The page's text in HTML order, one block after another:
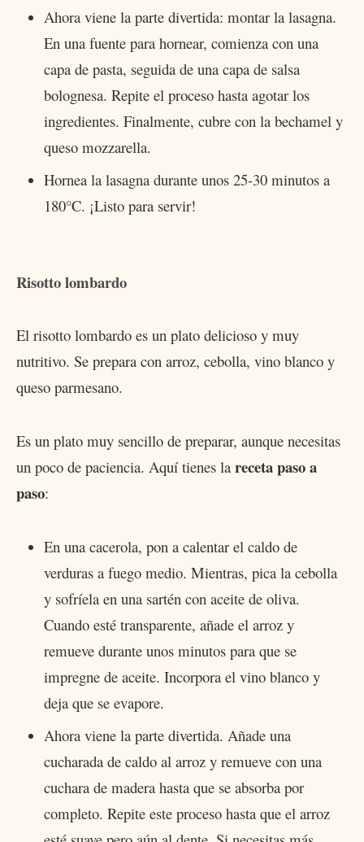
Ahora viene la parte divertida: montar la lasagna.
En una fuente para hornear, comienza con una
capa de pasta, seguida de una capa de salsa
bolognesa. Repite el proceso hasta agotar los
ingredientes. Finalmente, cubre con la bechamel y
queso mozzarella.
Hornea la lasagna durante unos 25-30 minutos a
180°C. ¡Listo para servir!
Risotto lombardo
El risotto lombardo es un plato delicioso y muy
nutritivo. Se prepara con arroz, cebolla, vino blanco y
queso parmesano.
Es un plato muy sencillo de preparar, aunque necesitas
un poco de paciencia. Aquí tienes la receta paso a
paso:
En una cacerola, pon a calentar el caldo de
verduras a fuego medio. Mientras, pica la cebolla
y sofríela en una sartén con aceite de oliva.
Cuando esté transparente, añade el arroz y
remueve durante unos minutos para que se
impregne de aceite. Incorpora el vino blanco y
deja que se evapore.
Ahora viene la parte divertida. Añade una
cucharada de caldo al arroz y remueve con una
cuchara de madera hasta que se absorba por
completo. Repite este proceso hasta que el arroz